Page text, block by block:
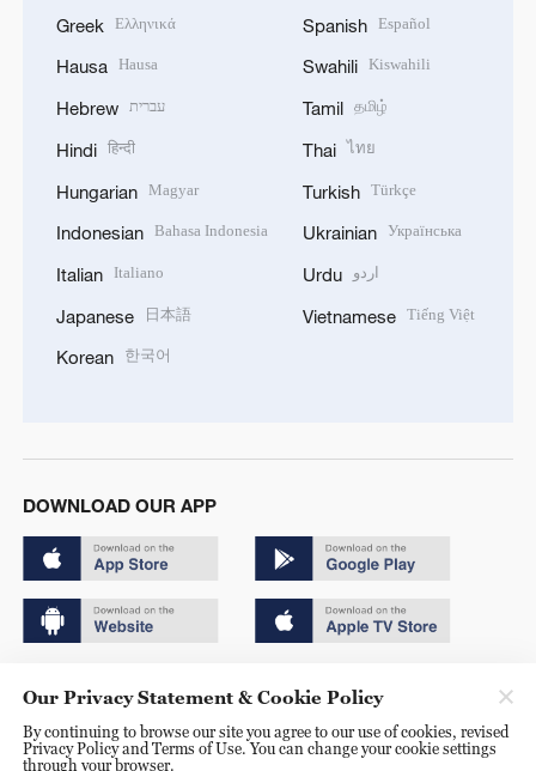
Greek Ελληνικά
Hausa Hausa
Hebrew עברית
Hindi हिन्दी
Hungarian Magyar
Indonesian Bahasa Indonesia
Italian Italiano
Japanese 日本語
Korean 한국어
Spanish Español
Swahili Kiswahili
Tamil தமிழ்
Thai ไทย
Turkish Türkçe
Ukrainian Українська
Urdu اردو
Vietnamese Tiếng Việt
DOWNLOAD OUR APP
京ICP备20000184号
京公网安备 11010502050052号
Our Privacy Statement & Cookie Policy
By continuing to browse our site you agree to our use of cookies, revised
Privacy Policy and Terms of Use. You can change your cookie settings
through your browser.